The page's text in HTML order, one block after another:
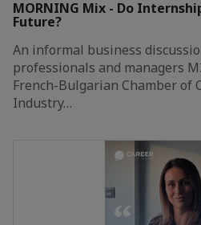
MORNING Mix - Do
Future?
An informal business
professionals and managers
French-Bulgarian Chamber of
Industry…